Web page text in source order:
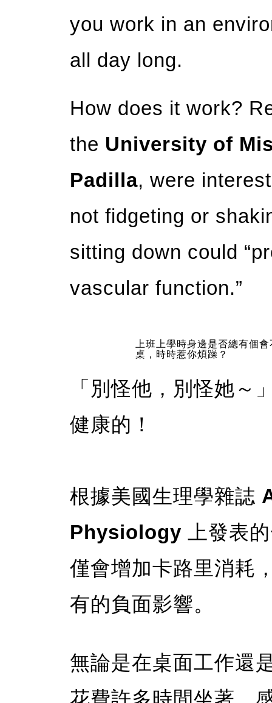
you work in an
all day long.
How does it work?
the University of
Padilla, were
not fidgeting or
sitting down could
vascular function.”
上班上學時身邊是否總有個
桌，時時惹你煩躁？
「別怪他，別怪她
健康的！
根據美國生理學雜誌
Physiology 上發表
僅會增加卡路里消耗
有的負面影響。
無論是在桌面工作還
花費許多時間坐著，